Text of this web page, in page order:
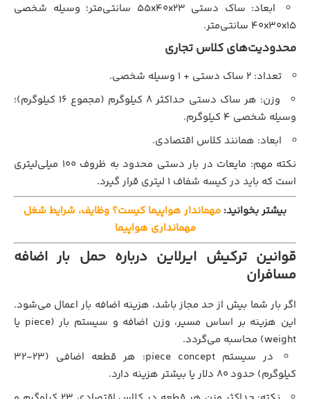
ابعاد: ساک دستی ۵۵x۴۰x۲۳ سانتی‌متر؛ وسیله شخصی
۴۰x۳۰x۱۵ سانتی‌متر.
محدودیت‌های کلاس تجاری
تعداد: ۲ ساک دستی + ۱ وسیله شخصی.
وزن: هر ساک دستی حداکثر ۸ کیلوگرم (مجموع ۱۶ کیلوگرم)؛
وسیله شخصی ۴ کیلوگرم.
ابعاد: همانند کلاس اقتصادی.
نکته مهم: مایعات در بار دستی محدود به ظروف ۱۰۰ میلی‌لیتری
است که باید در کیسه شفاف ۱ لیتری قرار گیرد.
بیشتر بخوانید: مهماندار هواپیما کیست؟ وظایف، شرایط شغل
مهمانداری هواپیما
قوانین ترکیش ایرلاین درباره حمل بار اضافه
مسافران
اگر بار شما بیش از حد مجاز باشد، هزینه اضافه بار اعمال می‌شود.
این هزینه بر اساس مسیر، وزن اضافه و سیستم بار (piece یا
weight) محاسبه می‌گردد.
در سیستم piece concept: هر قطعه اضافی (۲۳-۳۲
کیلوگرم) حدود ۸۰ دلار یا بیشتر هزینه دارد.